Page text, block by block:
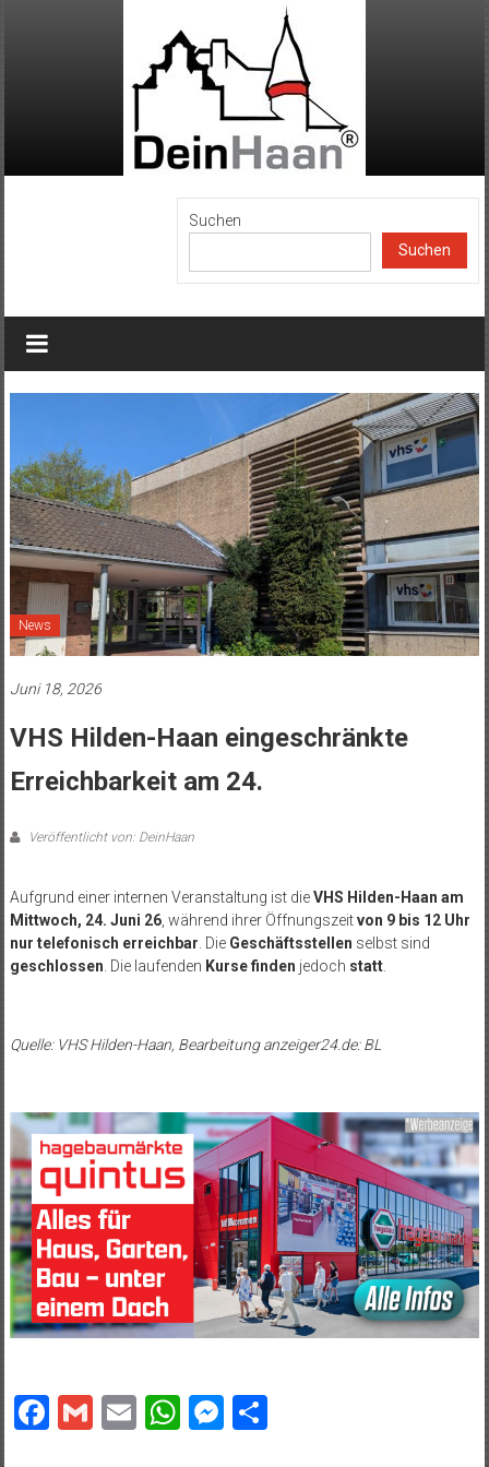
Suchen
Suchen
News
Juni 18, 2026
VHS Hilden-Haan eingeschränkte
Erreichbarkeit am 24.
Veröffentlicht von: DeinHaan
Aufgrund einer internen Veranstaltung ist dieVHS Hilden-Haan am
Mittwoch, 24. Juni 26, während ihrer Öffnungszeitvon 9 bis 12 Uhr
nur telefonisch erreichbar DieGeschäftsstellen selbst sind
geschlossen . Die laufenden Kurse finden jedoch statt.
Quelle: VHS Hilden-Haan, Bearbeitung anzeiger24.de: BL
Facebook
GmailEmailWhatsApp
Messenger